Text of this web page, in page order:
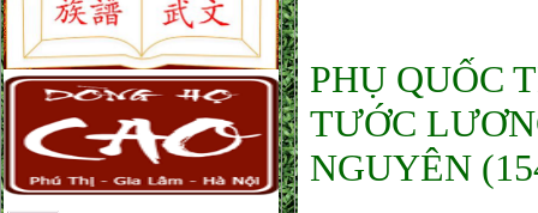
PHỤ QUỐC
TƯỚC
NGUYÊN